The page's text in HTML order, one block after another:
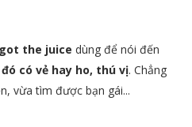
got the juice dùng để nói đến
có vẻ hay ho, thú vị. Chẳng
vừa tìm được bạn gái...